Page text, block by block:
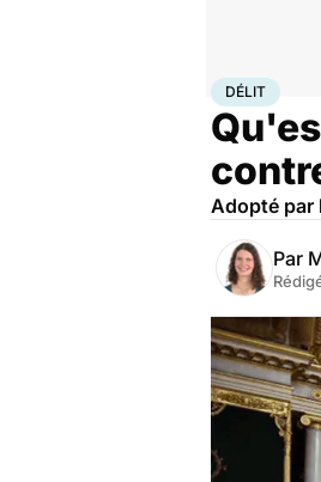
AccueilSanté
DÉLIT
Adopté par
Par